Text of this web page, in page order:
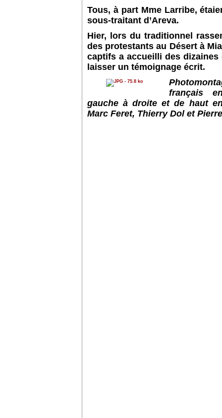
Tous, à part Mme Larribe,
sous-traitant d’Areva.
Hier, lors du traditionnel
des protestants au Désert à
captifs a accueilli des
laisser un témoignage écrit.
français
gauche à droite et de haut
Marc Feret, Thierry Dol et